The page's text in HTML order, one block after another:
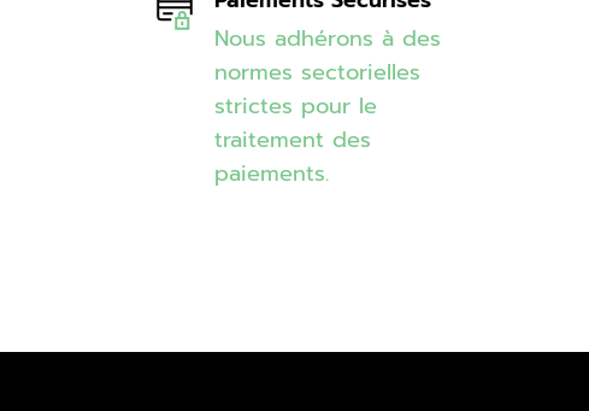
Nous adhérons à des
normes sectorielles
strictes pour le
traitement des
paiements.